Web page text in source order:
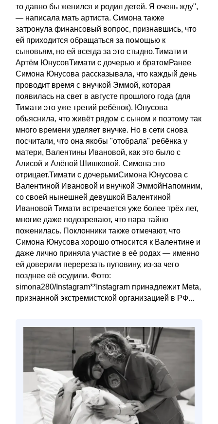
то давно бы женился и родил детей. Я очень жду",
— написала мать артиста. Симона также
затронула финансовый вопрос, признавшись, что
ей приходится обращаться за помощью к
сыновьям, но ей всегда за это стыдно.Тимати и
Артём ЮнусовТимати с дочерью и братомРанее
Симона Юнусова рассказывала, что каждый день
проводит время с внучкой Эммой, которая
появилась на свет в августе прошлого года (для
Тимати это уже третий ребёнок). Юнусова
объяснила, что живёт рядом с сыном и поэтому так
много времени уделяет внучке. Но в сети снова
посчитали, что она якобы "отобрала" ребёнка у
матери, Валентины Ивановой, как это было с
Алисой и Алёной Шишковой. Симона это
отрицает.Тимати с дочерьмиСимона Юнусова с
Валентиной Ивановой и внучкой ЭммойНапомним,
со своей нынешней девушкой Валентиной
Ивановой Тимати встречается уже более трёх лет,
многие даже подозревают, что пара тайно
поженилась. Поклонники также отмечают, что
Симона Юнусова хорошо относится к Валентине и
даже лично приняла участие в её родах — именно
ей доверили перерезать пуповину, из-за чего
позднее её осудили. Фото:
simona280/Instagram**Instagram принадлежит Meta,
признанной экстремистской организацией в РФ...